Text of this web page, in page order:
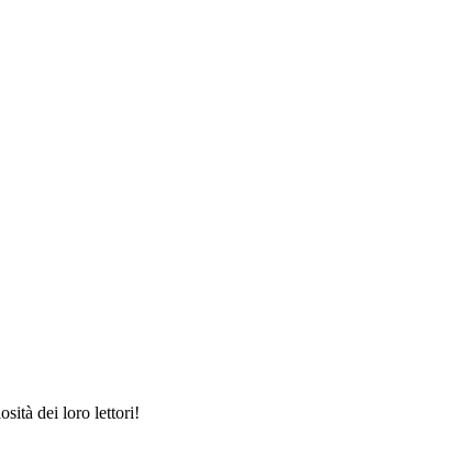
dei loro lettori!